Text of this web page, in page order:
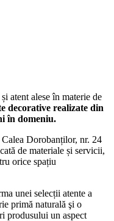
atent alese în materie de
decorative realizate din
în domeniu.
Dorobanților, nr. 24
de materiale și servicii,
orice spațiu
unei selecții atente a
primă naturală şi o
produsului un aspect